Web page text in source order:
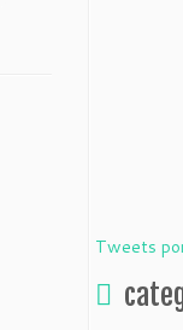
Tweets